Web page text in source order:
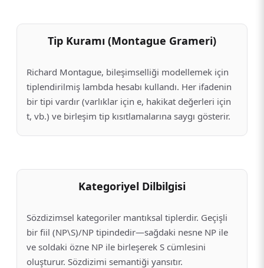
Tip Kuramı (Montague Grameri)
Richard Montague, bileşimselliği modellemek için
tiplendirilmiş lambda hesabı kullandı. Her ifadenin
bir tipi vardır (varlıklar için e, hakikat değerleri için
t, vb.) ve birleşim tip kısıtlamalarına saygı gösterir.
Kategoriyel Dilbilgisi
Sözdizimsel kategoriler mantıksal tiplerdir. Geçişli
bir fiil (NP\S)/NP tipindedir—sağdaki nesne NP ile
ve soldaki özne NP ile birleşerek S cümlesini
oluşturur. Sözdizimi semantiği yansıtır.